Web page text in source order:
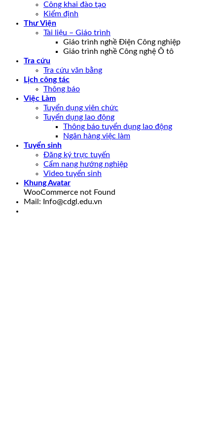
Công khai đào tạo
Kiểm định
Thư Viện
Tài liệu – Giáo trình
Giáo trình nghề Điện Công nghiệp
Giáo trình nghề Công nghệ Ô tô
Tra cứu
Tra cứu văn bằng
Lịch công tác
Thông báo
Việc Làm
Tuyển dụng viên chức
Tuyển dụng lao động
Thông báo tuyển dụng lao động
Ngân hàng việc làm
Tuyển sinh
Đăng ký trực tuyến
Cẩm nang hướng nghiệp
Video tuyển sinh
Khung Avatar
WooCommerce not Found
Mail: Info@cdgl.edu.vn